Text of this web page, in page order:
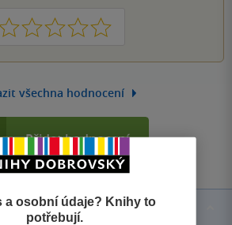
1 2 3 4 5
všechna hodnocení
Přidat hodnocení
a osobní údaje? Knihy to
potřebují.